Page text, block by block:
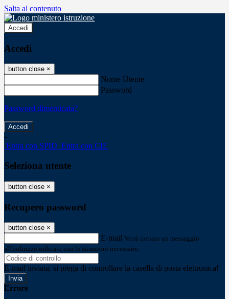
Salta al contenuto
Accedi
Accedi
button close ×
Nome Utente
Password
Password dimenticata?
-
Entra con SPID Entra con CIE
Seleziona utente
button close ×
Recupero password
button close ×
E-mail Verrà inviato un messaggio
all'indirizzo indicato con le istruzioni necessarie.
E-mail inviata, si prega di controllare la casella di posta elettronica!
Errore